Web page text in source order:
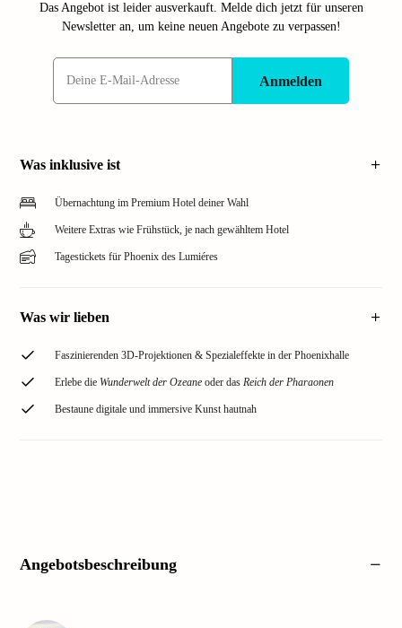
Das Angebot ist leider ausverkauft. Melde dich jetzt für unseren
Newsletter an, um keine neuen Angebote zu verpassen!
Anmelden
Was inklusive ist
Übernachtung im Premium Hotel deiner Wahl
Weitere Extras wie Frühstück, je nach gewähltem Hotel
Tagestickets für Phoenix des Lumiéres
Was wir lieben
Faszinierenden 3D-Projektionen & Spezialeffekte in der Phoenixhalle
Erlebe die Wunderwelt der Ozeane oder das Reich der Pharaonen
Bestaune digitale und immersive Kunst hautnah
Angebotsbeschreibung